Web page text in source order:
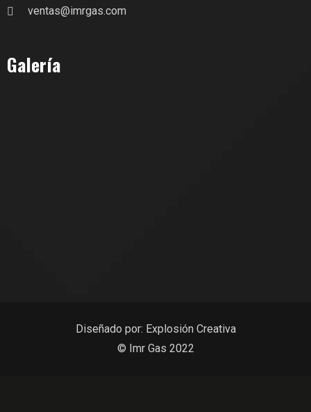
ventas@imrgas.com
Galería
Diseñado por: Explosión Creativa
© Imr Gas 2022